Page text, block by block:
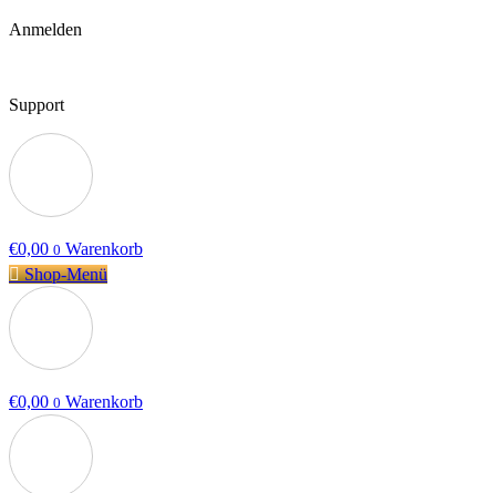
Anmelden
Support
€0,00 0 Warenkorb
Shop-Menü
€0,00 0 Warenkorb